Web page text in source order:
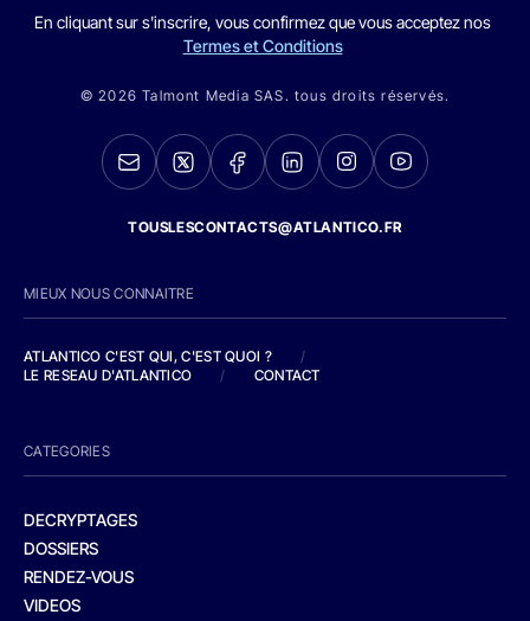
En cliquant sur s'inscrire, vous confirmez que vous acceptez nos
Termes et Conditions
© 2026 Talmont Media SAS. tous droits réservés.
TOUSLESCONTACTS@ATLANTICO.FR
MIEUX NOUS CONNAITRE
ATLANTICO C'EST QUI, C'EST QUOI ?
/
LE RESEAU D'ATLANTICO
/ CONTACT
CATEGORIES
DECRYPTAGES
DOSSIERS
RENDEZ-VOUS
VIDEOS